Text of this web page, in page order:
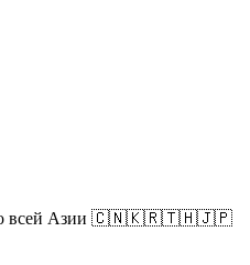
со всей Азии 🇨🇳🇰🇷🇹🇭🇯🇵